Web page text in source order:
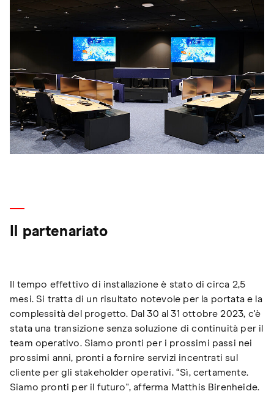
Il partenariato
Il tempo effettivo di installazione è stato di circa 2,5
mesi. Si tratta di un risultato notevole per la portata e la
complessità del progetto. Dal 30 al 31 ottobre 2023, c'è
stata una transizione senza soluzione di continuità per il
team operativo. Siamo pronti per i prossimi passi nei
prossimi anni, pronti a fornire servizi incentrati sul
cliente per gli stakeholder operativi. “Sì, certamente.
Siamo pronti per il futuro", afferma Matthis Birenheide.